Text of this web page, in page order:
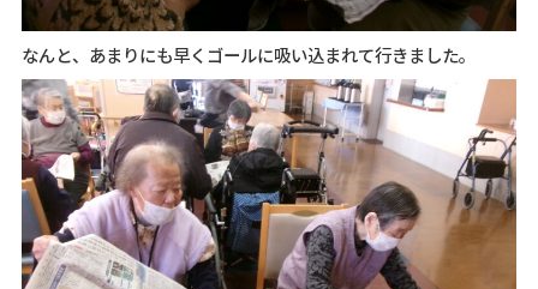
なんと、あまりにも早くゴールに吸い込まれて行きました。